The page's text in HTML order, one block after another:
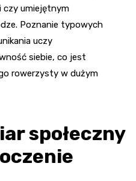
czy umiejętnym
Poznanie typowych
uczy
siebie, co jest
rowerzysty w dużym
społeczny